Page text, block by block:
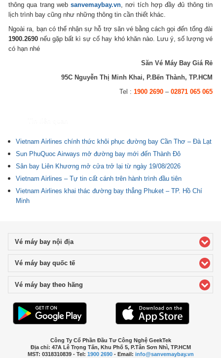
thông qua trang web sanvemaybay.vn , nơi tích hợp đầy đủ thông tin
lịch trình bay cũng như những thông tin cần thiết khác.
Ngoài ra, bạn có thể nhận sự hỗ trợ săn vé bằng cách gọi đến tổng đài
1900.2690 nếu gặp bất kì sự cố hay khó khăn nào. Lưu ý, số lượng vé
có hạn nhé
Săn Vé Máy Bay Giá Rẻ
95C Nguyễn Thị Minh Khai, P.Bến Thành, TP.HCM
Tel : 1900 2690– 02871 065 065
Vietnam Airlines chính thức khôi phục đường bay Cần Thơ – Đà Lạt
Sun PhuQuoc Airways mở đường bay mới đến Thành Đô
Sân bay Liên Khương mở cửa trở lại từ ngày 19/08/2026
Vietnam Airlines – Tự tin cất cánh trên hành trình đầu tiên
Vietnam Airlines khai thác đường bay thẳng Phuket – TP. Hồ Chí
Minh
Vé máy bay nội địaclick to expand contents
Vé máy bay quốc tếclick to expand contents
Vé máy bay theo hãng
Công Ty Cổ Phần Đầu Tư Công Nghệ GeekTek
Địa chỉ: 47A Lê Trọng Tấn, Khu Phố 5, P.Tân Sơn Nhì, TP.HCM
MST: 0318310839 - Tel: 1900 2690- Email: info@sanvemaybay.vn